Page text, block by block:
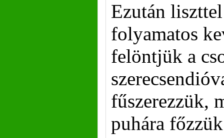
Ezután
folyamatos
felöntjük a
fűszerezzük,
puhára